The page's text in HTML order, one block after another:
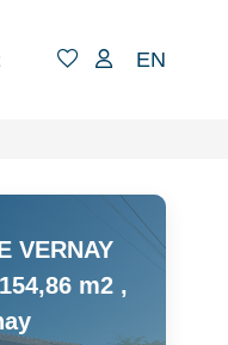
EN
VERNAY
m2 ,